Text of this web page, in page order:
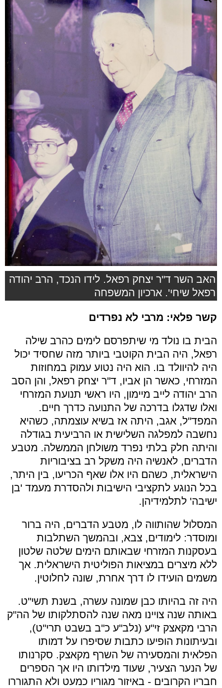
האב השר ד"ר יצחק רפאל. לידו הנכד, הרב יהודה
רפאל שיחי'. ארכיון המשפחה
קשר פלאי: מרבי לא נפרדים
הבית בו נולד מי שיתפרסם לימים כהרב שילה
רפאל, היה הבית הקוטבי ביותר מזה שחסיד יכול
היה להיוולד בו. הוא היה נטוע עמוק במחוזות
המזרחי, כאשר הן אביו, ד"ר יצחק רפאל, והן הסב
הרב יהודה לייב מיימון, היו ראשי תנועת המזרחי
ואלו שדגלו בדרכה של התנועה כדרך חיים.
המפד"ל, אגב, היתה אז בשיא עוצמתה, כשהיא
נחשבה למפלגה השלישית או הרביעית בגודלה
והיתה חלק בלתי נפרד משולחן הממשלה. מטבע
הדברים, לאנשיה היה משקל רב בציבוריות
הישראלית, כשהם היו אלו שאף הכריעו, בין היתר,
בכל הנוגע לתקציבי הישיבות ולהסדרת מעמד 'בן
ישיבה' לתלמידיהן.
המסלול שהותווה לו, מטבע הדברים, היה ברור
ומוסדר: לימודים, צבא, ובהמשך השתלבות
בעסקנות המזרחי שבאותם הימים שלטה שלטון
ללא מיצרים במציאות הפוליטית הישראלית. אך
משמים הועידו לו דרך אחרת, שונה לחלוטין.
היה זה בהיותו כבן שמונה עשרה, בשנת תשי"ט.
באותה שנה צויינו מאה שנה להסתלקותו של הה"ק
הרבי מקאצק זי"ע (נלב"ע כ"ב בשבט תרי"ט),
ובעיתונות הופיעו כתבות שסיפרו על דמותו
הפלאית והמסעירה של השרף מקאצק. סקרנותו
של הנער הצעיר, שעוד מילדותו היו אך הספרים
חבריו הקרובים - באיזור מגוריו כמעט ולא התגוררו